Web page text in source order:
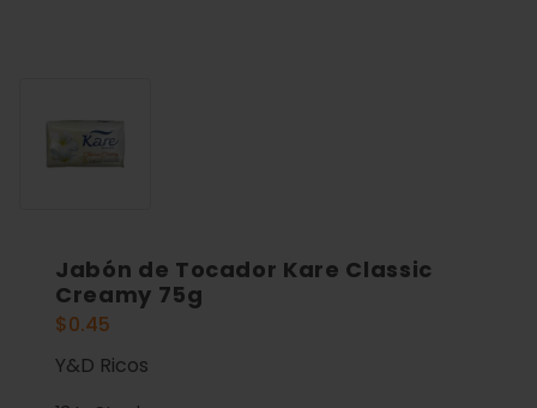
Jabón de Tocador Kare Classic
Creamy 75g
$0.45
Y&D Ricos